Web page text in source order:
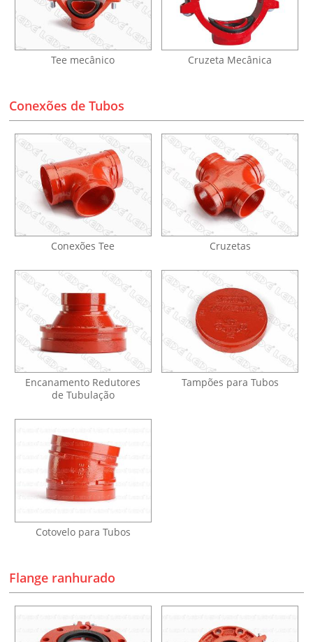
Tee mecânico Cruzeta Mecânica
Conexões de Tubos
Conexões Tee Cruzetas
Encanamento Redutores
de Tubulação
Tampões para Tubos
Cotovelo para Tubos
Flange ranhurado